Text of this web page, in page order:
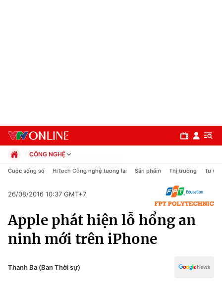
Chính trị
CÔNG NGHỆ
Chính trị
Pháp luật
Thể thao
Truyền hình
Văn hóa - Giải trí
Đời sống
Cuộc sống số HiTech Công nghệ tương lai Sản phẩm Thị trường Tư vấn
26/08/2016 10:37 GMT+7
Apple phát hiện lỗ hổng an
ninh mới trên iPhone
Thanh Ba (Ban Thời sự)